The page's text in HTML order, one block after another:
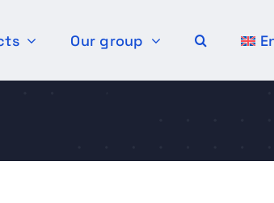
Our group